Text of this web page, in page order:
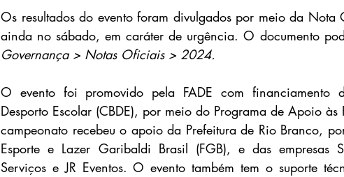
Os resultados do evento foram divulgados por meio da
ainda no sábado, em caráter de urgência. O documento
Governança > Notas Oficiais > 2024.
O evento foi promovido pela FADE com financiamento
Desporto Escolar (CBDE), por meio do Programa de Apoio às
campeonato recebeu o apoio da Prefeitura de Rio Branco,
Esporte e Lazer Garibaldi Brasil (FGB), e das empresas
Serviços e JR Eventos. O evento também tem o suporte